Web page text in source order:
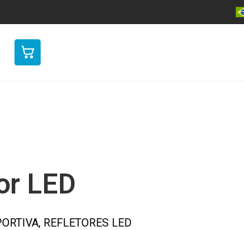
LED
, REFLETORES LED